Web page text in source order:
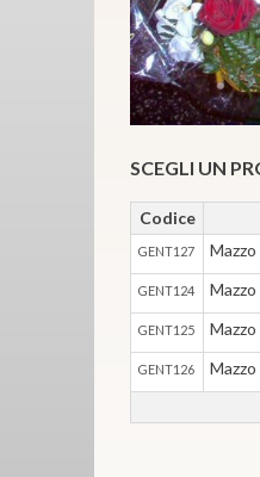
SCEGLI UN
Codice
GENT127
GENT124
GENT125
GENT126